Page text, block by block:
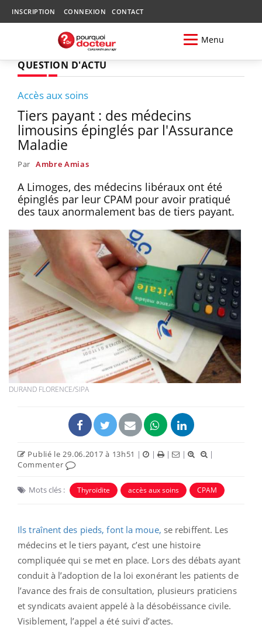
INSCRIPTION CONNEXION CONTACT
Menu
QUESTION D'ACTU
Accès aux soins
Tiers payant : des médecins
limousins épinglés par l'Assurance
Maladie
Par Ambre Amias
A Limoges, des médecins libéraux ont été
épinglés par leur CPAM pour avoir pratiqué
des taux anormalement bas de tiers payant.
DURAND FLORENCE/SIPA
Publié le 29.06.2017 à 13h51 | | | |
|
Commenter
Mots clés : Thyroïdite accès aux soins CPAM
Ils traînent des pieds, font la moue, se rebiffent. Les
médecins et le tiers payant, c’est une histoire
compliquée qui se met en place. Lors des débats ayant
conduit à l’adoption de la loi exonérant les patients de
l’avance des frais de consultation, plusieurs praticiens
et syndicats avaient appelé à la désobéissance civile.
Visiblement, l’appel a été suivi d’actes.